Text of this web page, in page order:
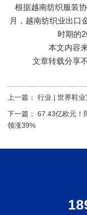
根据越南纺织服装
月，越南纺织业出口
时期的
本文内容
文章转载分享
上一篇： 行业 | 世界鞋
下一篇： 67.43亿欧元！
领涨39%